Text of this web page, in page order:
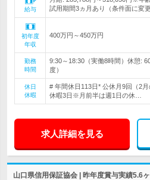
給与
試用期間3ヵ月あり（条件面に変
初年度
年収
400万円～450万円
勤務
時間
9:30～18:30（実働8時間）休憩:
度）
休日
休暇
# 年間休日113日* 公休月9回（2
休暇3日※月前半は週1日の休…
求人詳細を見る
山口県信用保証協会 | 昨年度賞与実績5.6